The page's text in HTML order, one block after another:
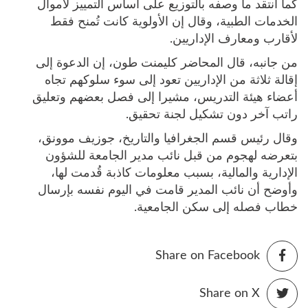
كما انتقد ما وصفه بالتوزيع على أساس التمييز لأموال
الخدمات الطبية، وقال إن الأولوية كانت تُمنح فقط
لأقارب ومعارف الإداريين.
من جانبه، قال المحاضر كليمنت طون، إن الدعوة إلى
إقالة ثلاثة من الإداريين تعود إلى سوء سلوكهم تجاه
أعضاء هيئة التدريس، مشيرا إلى فصل بعضهم وتعليق
راتب آخر دون تشكيل لجنة تحقيق.
وقال رئيس قسم الجغرافيا والتاريخ، جوزيف موونق،
بتعرضه لهجوم من قبل نائب مدير الجامعة للشؤون
الإدارية والمالية، بسبب معلومات كاذبة قُدمت لها،
وأوضح أن نائب المدير قامت في اليوم نفسه بإرسال
خطاب فصله إلى سكن الجامعية.
Share on Facebook
Share on X